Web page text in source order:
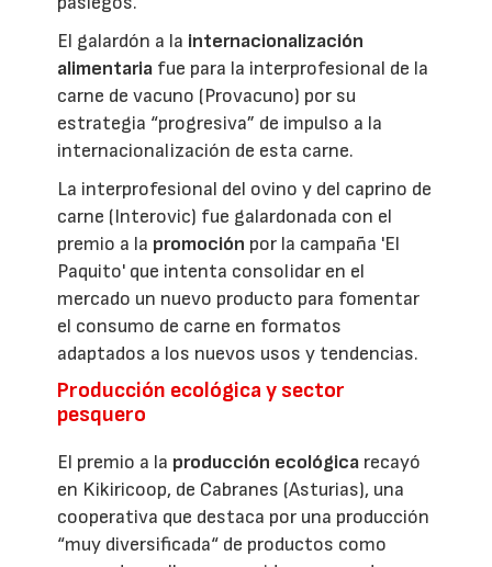
El galardón a la internacionalización
alimentaria fue para la interprofesional de la
carne de vacuno (Provacuno) por su
estrategia “progresiva” de impulso a la
internacionalización de esta carne.
La interprofesional del ovino y del caprino de
carne (Interovic) fue galardonada con el
premio a la promoción por la campaña 'El
Paquito' que intenta consolidar en el
mercado un nuevo producto para fomentar
el consumo de carne en formatos
adaptados a los nuevos usos y tendencias.
Producción ecológica y sector
pesquero
El premio a la producción ecológica recayó
en Kikiricoop, de Cabranes (Asturias), una
cooperativa que destaca por una producción
“muy diversificada“ de productos como